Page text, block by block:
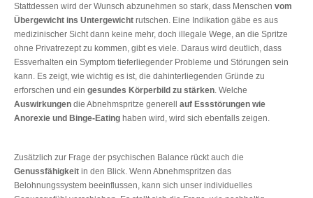
Stattdessen wird der Wunsch abzunehmen so stark, dass Menschen vom
Übergewicht ins Untergewicht rutschen. Eine Indikation gäbe es aus
medizinischer Sicht dann keine mehr, doch illegale Wege, an die Spritze
ohne Privatrezept zu kommen, gibt es viele. Daraus wird deutlich, dass
Essverhalten ein Symptom tieferliegender Probleme und Störungen sein
kann. Es zeigt, wie wichtig es ist, die dahinterliegenden Gründe zu
erforschen und ein gesundes Körperbild zu stärken . Welche
Auswirkungen die Abnehmspritze generell auf Essstörungen wie
Anorexie und Binge-Eating haben wird, wird sich ebenfalls zeigen.
Zusätzlich zur Frage der psychischen Balance rückt auch die
Genussfähigkeit in den Blick. Wenn Abnehmspritzen das
Belohnungssystem beeinflussen, kann sich unser individuelles